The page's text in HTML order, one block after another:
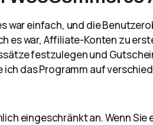
war einfach, und die
es war, Affiliate-Konten zu
festzulegen und
das Programm auf
eingeschränkt an. Wenn Sie